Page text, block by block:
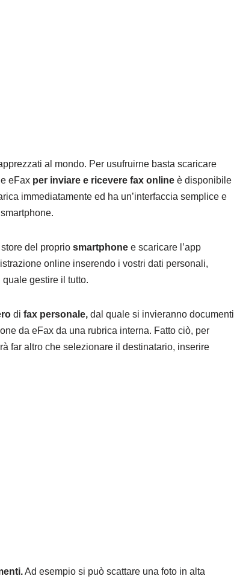
al mondo. Per usufruirne basta scaricare
eFax per inviare e ricevere fax online è disponibile
immediatamente ed ha un’interfaccia semplice e
del proprio smartphone e scaricare l’app
online inserendo i vostri dati personali,
gestire il tutto.
di fax personale, dal quale si invieranno documenti
da eFax da una rubrica interna. Fatto ciò, per
far altro che selezionare il destinatario, inserire
Ad esempio si può scattare una foto in alta